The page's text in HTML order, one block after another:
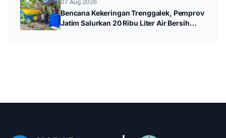
07 Aug 2026
Bencana Kekeringan Trenggalek, Pemprov
Jatim Salurkan 20 Ribu Liter Air Bersih